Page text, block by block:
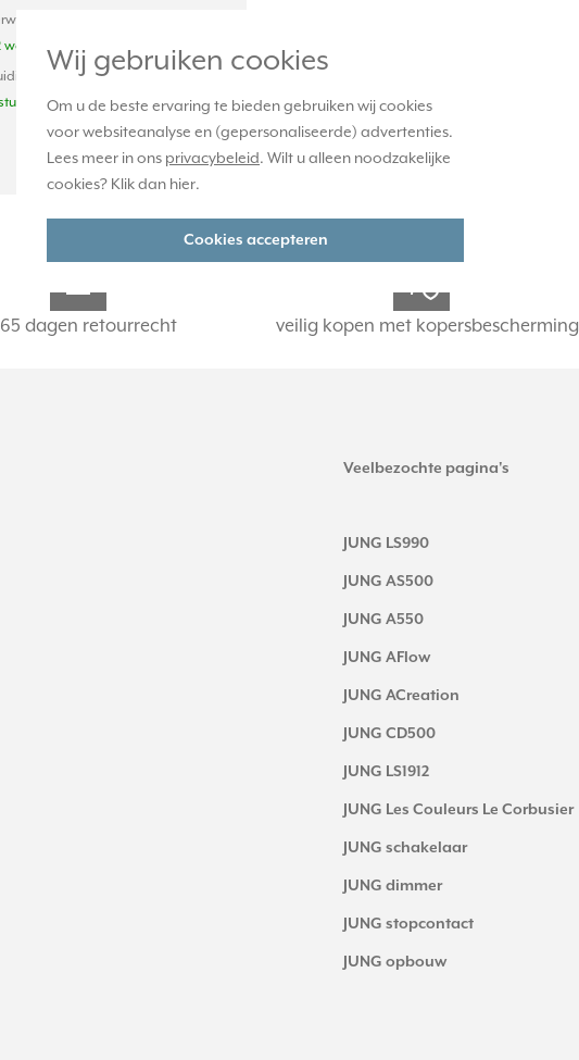
Wij gebruiken cookies
Om u de beste ervaring te bieden gebruiken wij cookies
voor websiteanalyse en (gepersonaliseerde) advertenties.
Lees meer in ons privacybeleid. Wilt u alleen noodzakelijke
cookies? Klik dan hier.
Cookies accepteren
levertijd:
weken
voorraad:
+
-
dagen retourrecht veilig kopen met kopersbescherming
Veelbezochte pagina's
JUNG LS990
JUNG AS500
JUNG A550
JUNG AFlow
JUNG ACreation
JUNG CD500
JUNG LS1912
JUNG Les Couleurs Le Corbusier
JUNG schakelaar
JUNG dimmer
JUNG stopcontact
JUNG opbouw